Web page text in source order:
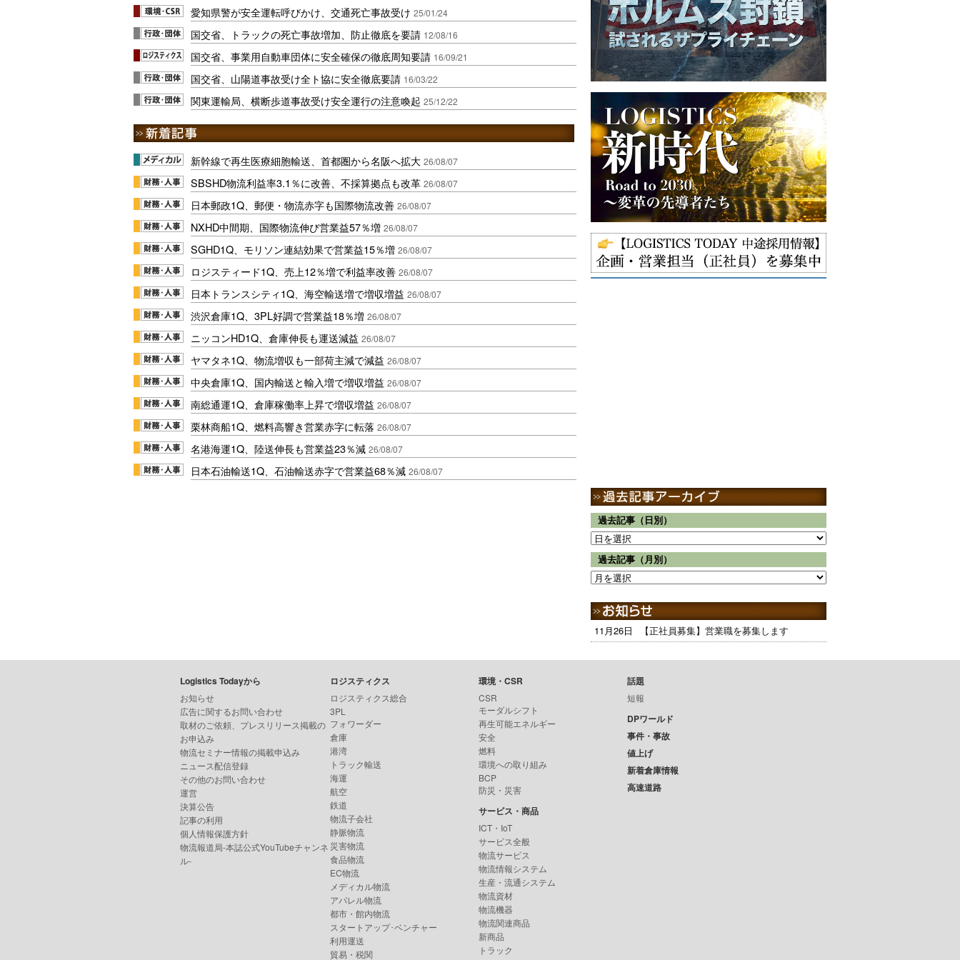
愛知県警が安全運転呼びかけ、交通死亡事故受け 25/01/24
国交省、トラックの死亡事故増加、防止徹底を要請 12/08/16
国交省、事業用自動車団体に安全確保の徹底周知要請 16/09/21
国交省、山陽道事故受け全ト協に安全徹底要請 16/03/22
関東運輸局、横断歩道事故受け安全運行の注意喚起 25/12/22
新幹線で再生医療細胞輸送、首都圏から名阪へ拡大 26/08/07
SBSHD物流利益率3.1％に改善、不採算拠点も改革 26/08/07
日本郵政1Q、郵便・物流赤字も国際物流改善 26/08/07
NXHD中間期、国際物流伸び営業益57％増 26/08/07
SGHD1Q、モリソン連結効果で営業益15％増 26/08/07
ロジスティード1Q、売上12％増で利益率改善 26/08/07
日本トランスシティ1Q、海空輸送増で増収増益 26/08/07
渋沢倉庫1Q、3PL好調で営業益18％増 26/08/07
ニッコンHD1Q、倉庫伸長も運送減益 26/08/07
ヤマタネ1Q、物流増収も一部荷主減で減益 26/08/07
中央倉庫1Q、国内輸送と輸入増で増収増益 26/08/07
南総通運1Q、倉庫稼働率上昇で増収増益 26/08/07
栗林商船1Q、燃料高響き営業赤字に転落 26/08/07
名港海運1Q、陸送伸長も営業益23％減 26/08/07
日本石油輸送1Q、石油輸送赤字で営業益68％減 26/08/07
過去記事（日別）
過去記事（月別）
11月26日 【正社員募集】営業職を募集します
Logistics Todayから
お知らせ
広告に関するお問い合わせ
取材のご依頼、プレスリリース掲載の
お申込み
物流セミナー情報の掲載申込み
ニュース配信登録
その他のお問い合わせ
運営
決算公告
記事の利用
個人情報保護方針
物流報道局-本誌公式YouTubeチャンネ
ル-
ロジスティクス
ロジスティクス総合
3PL
フォワーダー
倉庫
港湾
トラック輸送
海運
航空
鉄道
物流子会社
静脈物流
災害物流
食品物流
EC物流
メディカル物流
アパレル物流
都市・館内物流
スタートアップ･ベンチャー
利用運送
貿易・税関
環境・CSR
CSR
モーダルシフト
再生可能エネルギー
安全
燃料
環境への取り組み
BCP
防災・災害
サービス・商品
ICT・IoT
サービス全般
物流サービス
物流情報システム
生産・流通システム
物流資材
物流機器
物流関連商品
新商品
トラック
話題
短報
DPワールド
事件・事故
値上げ
新着倉庫情報
高速道路